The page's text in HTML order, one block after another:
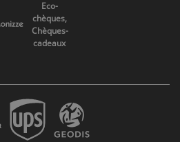
Eco-
chèques,
Chèques-
cadeaux